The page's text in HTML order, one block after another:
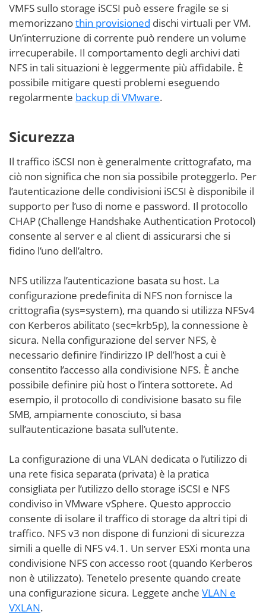
VMFS sullo storage iSCSI può essere fragile se si
memorizzanothin provisioned dischi virtuali per VM.
Un’interruzione di corrente può rendere un volume
irrecuperabile. Il comportamento degli archivi dati
NFS in tali situazioni è leggermente più affidabile. È
possibile mitigare questi problemi eseguendo
regolarmente backup di VMware.
Sicurezza
Il traffico iSCSI non è generalmente crittografato, ma
ciò non significa che non sia possibile proteggerlo. Per
l’autenticazione delle condivisioni iSCSI è disponibile il
supporto per l’uso di nome e password. Il protocollo
CHAP (Challenge Handshake Authentication Protocol)
consente al server e al client di assicurarsi che si
fidino l’uno dell’altro.
NFS utilizza l’autenticazione basata su host. La
configurazione predefinita di NFS non fornisce la
crittografia (sys=system), ma quando si utilizza NFSv4
con Kerberos abilitato (sec=krb5p), la connessione è
sicura. Nella configurazione del server NFS, è
necessario definire l’indirizzo IP dell’host a cui è
consentito l’accesso alla condivisione NFS. È anche
possibile definire più host o l’intera sottorete. Ad
esempio, il protocollo di condivisione basato su file
SMB, ampiamente conosciuto, si basa
sull’autenticazione basata sull’utente.
La configurazione di una VLAN dedicata o l’utilizzo di
una rete fisica separata (privata) è la pratica
consigliata per l’utilizzo dello storage iSCSI e NFS
condiviso in VMware vSphere. Questo approccio
consente di isolare il traffico di storage da altri tipi di
traffico. NFS v3 non dispone di funzioni di sicurezza
simili a quelle di NFS v4.1. Un server ESXi monta una
condivisione NFS con accesso root (quando Kerberos
non è utilizzato). Tenetelo presente quando create
una configurazione sicura. Leggete anche VLAN e
VXLAN.